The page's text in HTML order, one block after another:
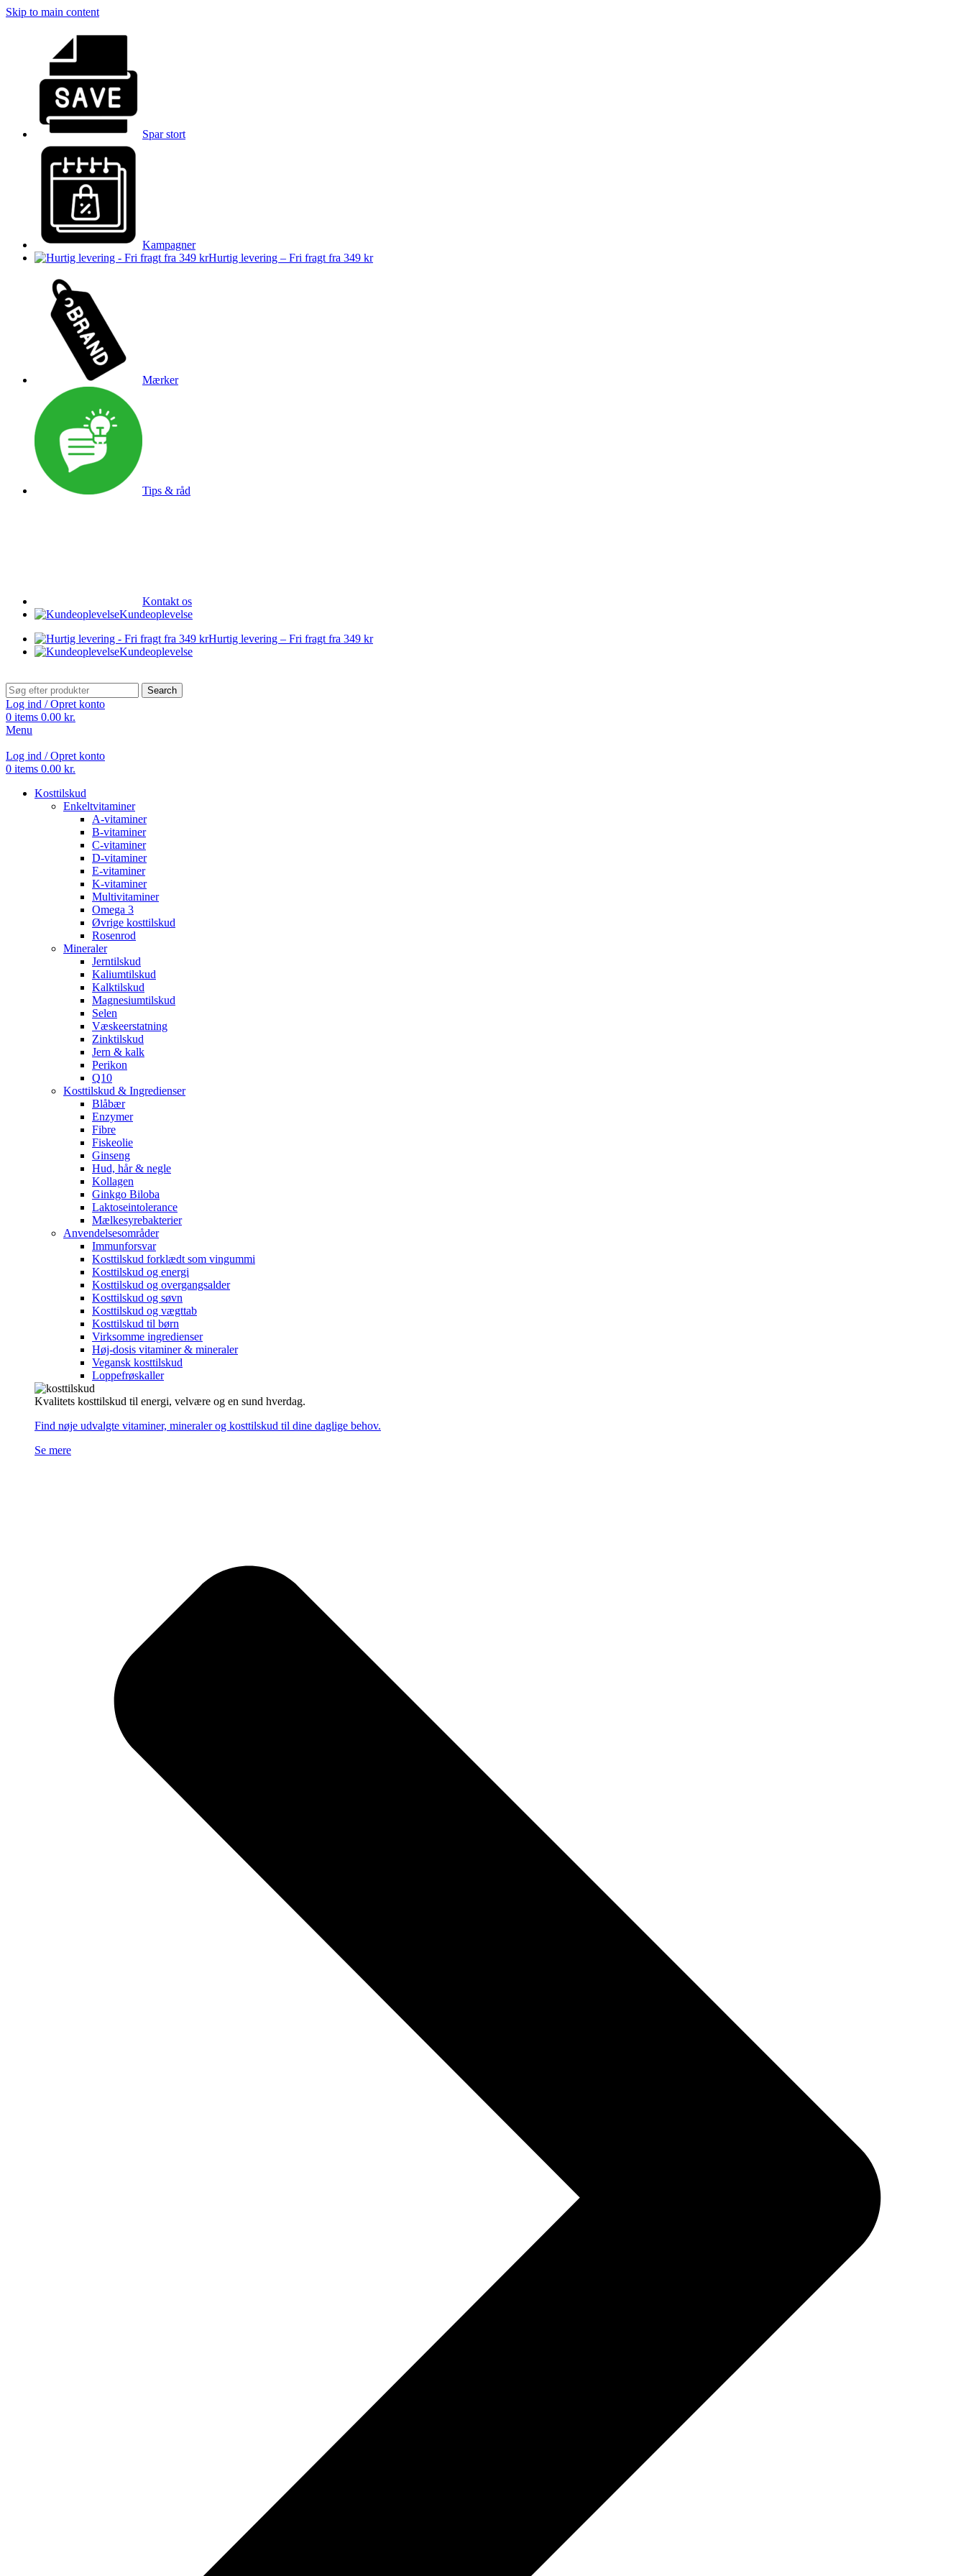
Skip to main content
Spar stort
Kampagner
Hurtig levering – Fri fragt fra 349 kr
Mærker
Tips & råd
Kontakt os
Kundeoplevelse
Hurtig levering – Fri fragt fra 349 kr
Kundeoplevelse
Search
Log ind / Opret konto
0 items 0.00 kr.
Menu
Log ind / Opret konto
0 items 0.00 kr.
Kosttilskud
Enkeltvitaminer
A-vitaminer
B-vitaminer
C-vitaminer
D-vitaminer
E-vitaminer
K-vitaminer
Multivitaminer
Omega 3
Øvrige kosttilskud
Rosenrod
Mineraler
Jerntilskud
Kaliumtilskud
Kalktilskud
Magnesiumtilskud
Selen
Væskeerstatning
Zinktilskud
Jern & kalk
Perikon
Q10
Kosttilskud & Ingredienser
Blåbær
Enzymer
Fibre
Fiskeolie
Ginseng
Hud, hår & negle
Kollagen
Ginkgo Biloba
Laktoseintolerance
Mælkesyrebakterier
Anvendelsesområder
Immunforsvar
Kosttilskud forklædt som vingummi
Kosttilskud og energi
Kosttilskud og overgangsalder
Kosttilskud og søvn
Kosttilskud og vægttab
Kosttilskud til børn
Virksomme ingredienser
Høj-dosis vitaminer & mineraler
Vegansk kosttilskud
Loppefrøskaller
Kvalitets kosttilskud til energi, velvære og en sund hverdag.
Find nøje udvalgte vitaminer, mineraler og kosttilskud til dine daglige behov.
Se mere